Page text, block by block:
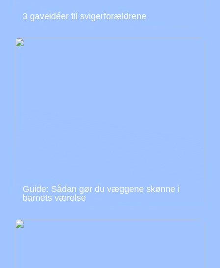
3 gaveidéer til svigerforældrene
Guide: Sådan gør du væggene skønne i
barnets værelse